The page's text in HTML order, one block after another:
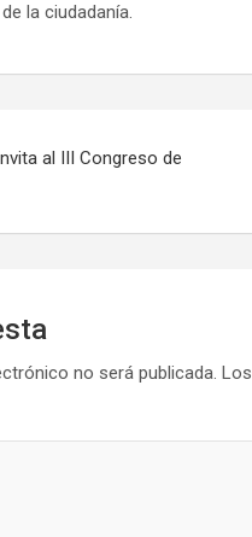
la ciudadanía.
al III Congreso de
no será publicada.